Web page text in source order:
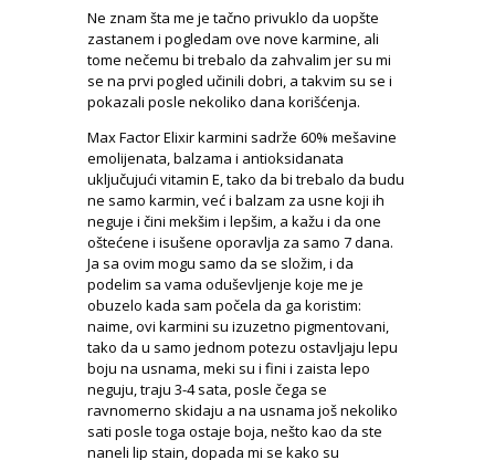
Ne znam šta me je tačno privuklo da uopšte
zastanem i pogledam ove nove karmine, ali
tome nečemu bi trebalo da zahvalim jer su mi
se na prvi pogled učinili dobri, a takvim su se i
pokazali posle nekoliko dana korišćenja.
Max Factor Elixir karmini sadrže 60% mešavine
emolijenata, balzama i antioksidanata
uključujući vitamin E, tako da bi trebalo da budu
ne samo karmin, već i balzam za usne koji ih
neguje i čini mekšim i lepšim, a kažu i da one
oštećene i isušene oporavlja za samo 7 dana.
Ja sa ovim mogu samo da se složim, i da
podelim sa vama oduševljenje koje me je
obuzelo kada sam počela da ga koristim:
naime, ovi karmini su izuzetno pigmentovani,
tako da u samo jednom potezu ostavljaju lepu
boju na usnama, meki su i fini i zaista lepo
neguju, traju 3-4 sata, posle čega se
ravnomerno skidaju a na usnama još nekoliko
sati posle toga ostaje boja, nešto kao da ste
naneli lip stain, dopada mi se kako su